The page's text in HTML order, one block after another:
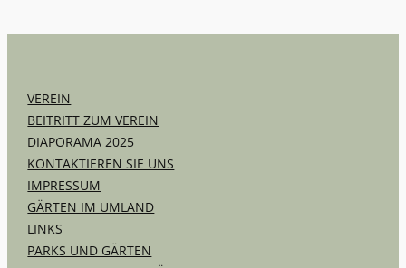
VEREIN
BEITRITT ZUM VEREIN
DIAPORAMA 2025
KONTAKTIEREN SIE UNS
IMPRESSUM
GÄRTEN IM UMLAND
LINKS
PARKS UND GÄRTEN